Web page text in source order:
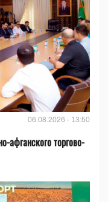
06.08.2026 - 13:50
афганского торгово-